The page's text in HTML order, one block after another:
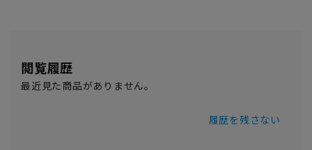
閲覧履歴
最近見た商品がありません。
履歴を残さない